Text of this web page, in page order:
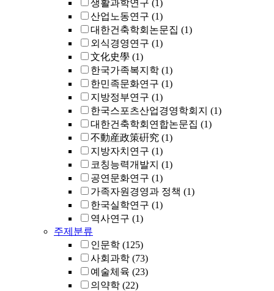
생활과학연구 (1)
산업노동연구 (1)
대한건축학회논문집 (1)
외식경영연구 (1)
文化史學 (1)
한국가족복지학 (1)
한민족문화연구 (1)
지방정부연구 (1)
한국스포츠산업경영학회지 (1)
대한건축학회연합논문집 (1)
不動産政策硏究 (1)
지방자치연구 (1)
코칭능력개발지 (1)
공연문화연구 (1)
가족자원경영과 정책 (1)
한국실학연구 (1)
역사연구 (1)
주제분류
인문학 (125)
사회과학 (73)
예술체육 (23)
의약학 (22)